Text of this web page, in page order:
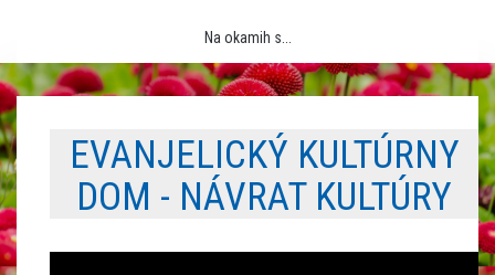
Na okamih s...
EVANJELICKÝ KULTÚRNY
DOM - NÁVRAT KULTÚRY